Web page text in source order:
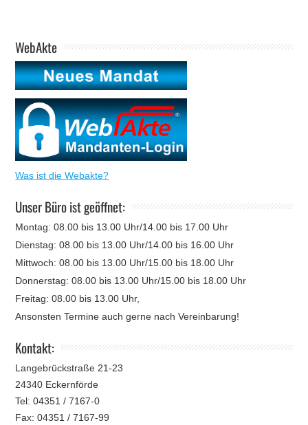
WebAkte
Was ist die Webakte?
Unser Büro ist geöffnet:
Montag: 08.00 bis 13.00 Uhr/14.00 bis 17.00 Uhr
Dienstag: 08.00 bis 13.00 Uhr/14.00 bis 16.00 Uhr
Mittwoch: 08.00 bis 13.00 Uhr/15.00 bis 18.00 Uhr
Donnerstag: 08.00 bis 13.00 Uhr/15.00 bis 18.00 Uhr
Freitag: 08.00 bis 13.00 Uhr,
Ansonsten Termine auch gerne nach Vereinbarung!
Kontakt:
Langebrückstraße 21-23
24340 Eckernförde
Tel: 04351 / 7167-0
Fax: 04351 / 7167-99